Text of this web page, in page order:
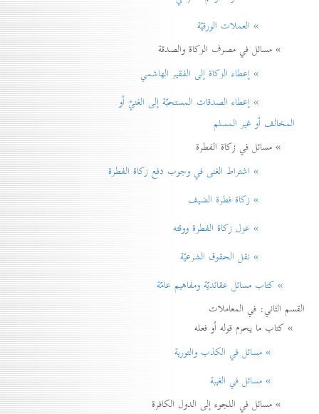
» العملات الورقيّة
» مسائل في مصرف الزكاة والصدقة
» إعطاء الزكاة إلی الفقير الهاشمي
» إعطاء الصدقات المستحبّة إلی الغنيّ أو
المخالف أو غير المسلم
» مسائل في زكاة الفطرة
» اشتراط الغنی في وجوب دفع زكاة الفطرة
» زكاة فطرة الضيف
» عزل زكاة الفطرة ووقته
» نقل الحقوق الشرعيّة
» كتاب مسائل عقائديّة ومفاهيم عامّة
القسم الثاني: في المعاملات
» كتاب ما يحرم قوله أو فعله
» مسائل في الكذب والتورية
» مسائل في الغيبة
» مسائل في اللجوء إلى الدول الكافرة